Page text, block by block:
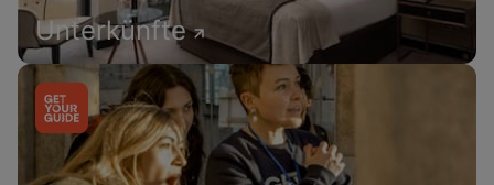
Unterkünfte